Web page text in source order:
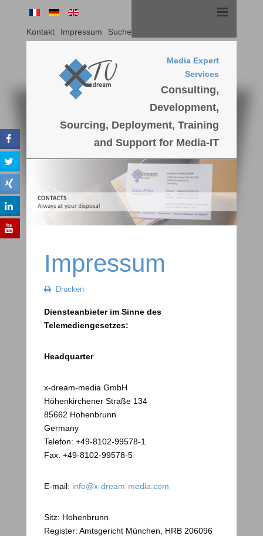
Kontakt Impressum Suche
Media Expert
Services
Consulting,
Development,
Sourcing, Deployment, Training
and Support for Media-IT
Impressum
Drucken
Diensteanbieter im Sinne des
Telemediengesetzes:
Headquarter
x-dream-media GmbH
Höhenkirchener Straße 134
85662 Hohenbrunn
Germany
Telefon: +49-8102-99578-1
Fax: +49-8102-99578-5
E-mail: info@x-dream-media.com
Sitz: Hohenbrunn
Register: Amtsgericht München, HRB 206096